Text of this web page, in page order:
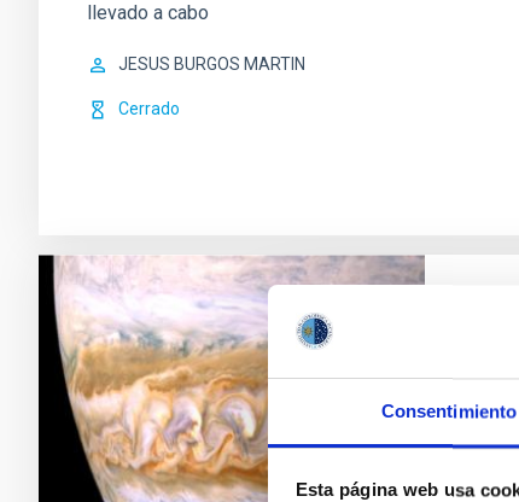
Consentimiento
Esta página web usa
llevado a cabo
JESUS BURGOS MARTIN
Cerrado
por